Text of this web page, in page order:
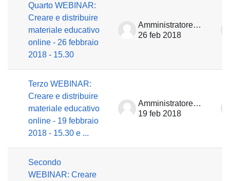
Quarto WEBINAR:
Creare e distribuire
materiale educativo
online - 26 febbraio
2018 - 15.30
Amministratore Learning GARR
26 feb 2018
Terzo WEBINAR:
Creare e distribuire
materiale educativo
online - 19 febbraio
2018 - 15.30 e ...
Amministratore Learning GARR
19 feb 2018
Secondo
WEBINAR: Creare